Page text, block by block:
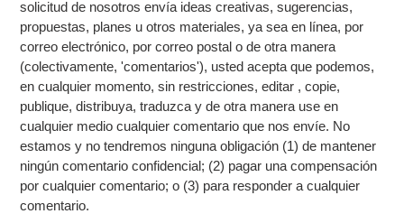
solicitud de nosotros envía ideas creativas, sugerencias,
propuestas, planes u otros materiales, ya sea en línea, por
correo electrónico, por correo postal o de otra manera
(colectivamente, 'comentarios'), usted acepta que podemos,
en cualquier momento, sin restricciones, editar , copie,
publique, distribuya, traduzca y de otra manera use en
cualquier medio cualquier comentario que nos envíe. No
estamos y no tendremos ninguna obligación (1) de mantener
ningún comentario confidencial; (2) pagar una compensación
por cualquier comentario; o (3) para responder a cualquier
comentario.